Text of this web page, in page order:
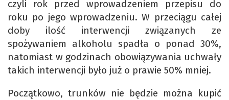
czyli rok przed wprowadzeniem przepisu do
roku po jego wprowadzeniu. W przeciągu całej
doby ilość interwencji związanych ze
spożywaniem alkoholu spadła o ponad 30%,
natomiast w godzinach obowiązywania uchwały
takich interwencji było już o prawie 50% mniej.
Początkowo, trunków nie będzie można kupić